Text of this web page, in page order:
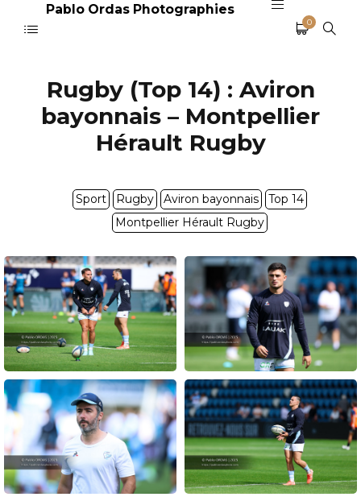
Pablo Ordas Photographies
0
Rugby (Top 14) : Aviron
bayonnais – Montpellier
Hérault Rugby
Sport Rugby Aviron bayonnais
Top 14
Montpellier Hérault Rugby